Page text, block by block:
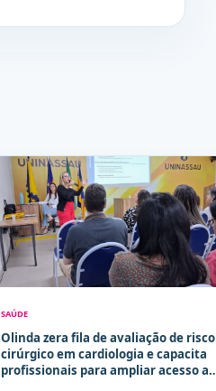
SAÚDE
Olinda zera fila de avaliação de risco
cirúrgico em cardiologia e capacita
profissionais para ampliar acesso a